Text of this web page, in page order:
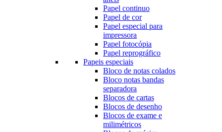
Papel continuo
Papel de cor
Papel especial para
impressora
Papel fotocópia
Papel reprográfico
Papeis especiais
Bloco de notas colados
Bloco notas bandas
separadora
Blocos de cartas
Blocos de desenho
Blocos de exame e
milimétricos